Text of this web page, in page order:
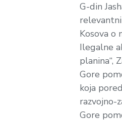
G-din
Kosova o
Ilegalne
planina“,
Gore
koja
razvojno-
Gore